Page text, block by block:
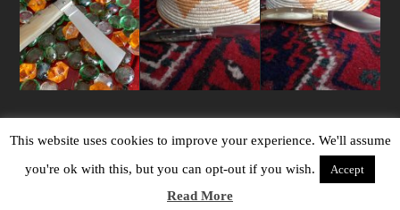
2026 Sardische Handwerksmesser | Verkauf von
handgefertigten sardischen Messern durch Eigentümer
This website uses cookies to improve your experience. We'll assume
you're ok with this, but you can opt-out if you wish.
Accept
Read More